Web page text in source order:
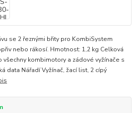
se 2 řeznými břity pro KombiSystem
nebo rákosí. Hmotnost: 1,2 kg Celková
všechny kombimotory a zádové vyžínače s
data Nářadí Vyžínač, žací list, 2 cípý